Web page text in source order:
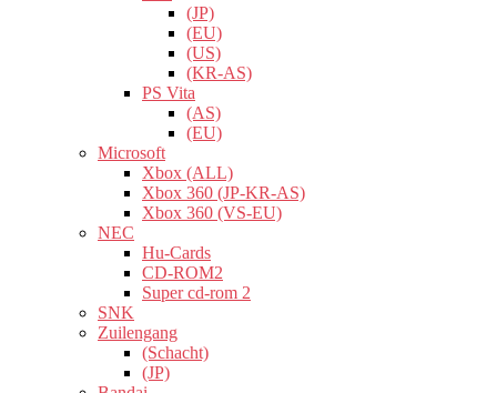
(JP)
(EU)
(US)
(KR-AS)
PS Vita
(AS)
(EU)
Microsoft
Xbox (ALL)
Xbox 360 (JP-KR-AS)
Xbox 360 (VS-EU)
NEC
Hu-Cards
CD-ROM2
Super cd-rom 2
SNK
Zuilengang
(Schacht)
(JP)